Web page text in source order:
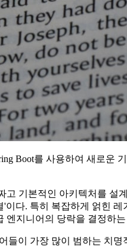
Boot를 사용하여 새로
기본적인 아키텍처를 설
다. 특히 복잡하게 얽힌
엔지니어의 당락을 결정하
이 가장 많이 범하는 치